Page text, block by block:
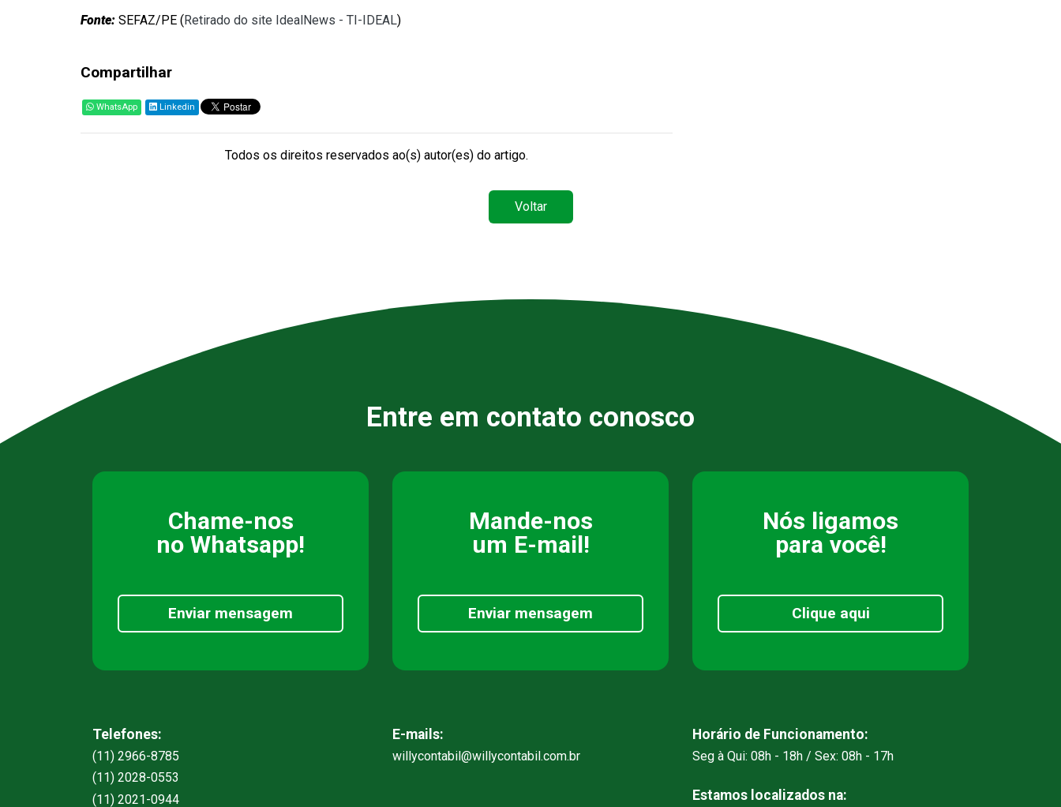
Fonte: SEFAZ/PE (Retirado do site IdealNews - TI-IDEAL)
Compartilhar
WhatsApp Linkedin
Todos os direitos reservados ao(s) autor(es) do artigo.
Voltar
Entre em contato conosco
Chame-nos
no Whatsapp!
Enviar mensagem
Mande-nos
um E-mail!
Enviar mensagem
Nós ligamos
para você!
Clique aqui
Telefones:
(11) 2966-8785
(11) 2028-0553
(11) 2021-0944
E-mails:
willycontabil@willycontabil.com.br
Horário de Funcionamento:
Seg à Qui: 08h - 18h / Sex: 08h - 17h
Estamos localizados na: